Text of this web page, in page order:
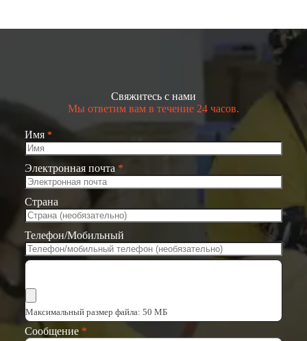
Свяжитесь с нами
Мы ответим вам в течение 24 часов.
Имя *
Электронная почта *
Страна
Телефон/Мобильный
Максимальный размер файла: 50 МБ
Сообщение *